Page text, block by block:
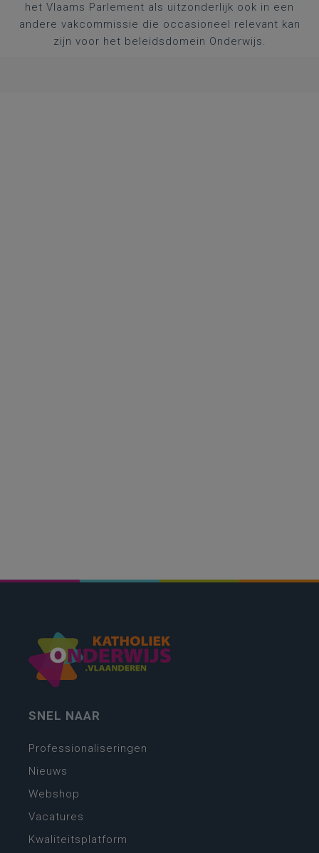
het Vlaams Parlement als uitzonderlijk ook in een
andere vakcommissie die occasioneel relevant kan
zijn voor het beleidsdomein Onderwijs.
SNEL NAAR
Professionaliseringen
Nieuws
Webshop
Vacatures
Kwaliteitsplatform